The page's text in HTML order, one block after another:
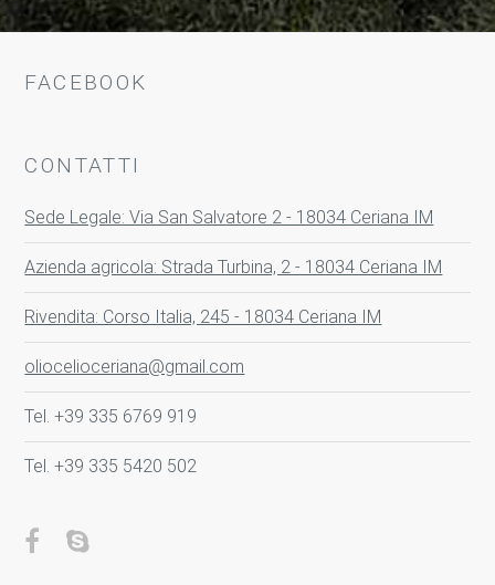
FACEBOOK
CONTATTI
Sede Legale: Via San Salvatore 2 - 18034 Ceriana IM
Azienda agricola: Strada Turbina, 2 - 18034 Ceriana IM
Rivendita: Corso Italia, 245 - 18034 Ceriana IM
oliocelioceriana@gmail.com
Tel. +39 335 6769 919
Tel. +39 335 5420 502